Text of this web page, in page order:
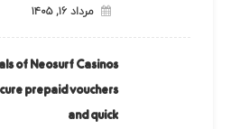
مرداد ۱۶, ۱۴۰۵
of Neosurf Casinos
prepaid vouchers
and quick